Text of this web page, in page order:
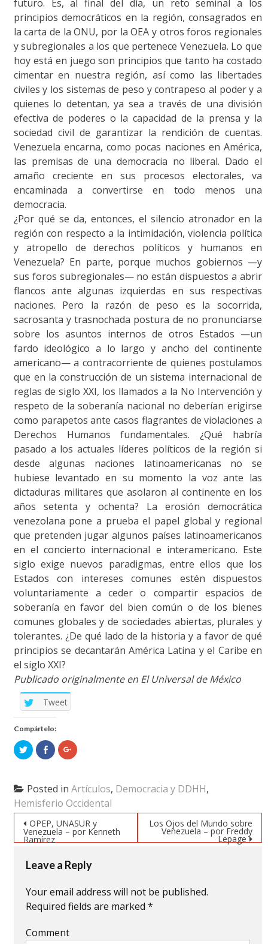
futuro. Es, al final del día, un reto seminal a los
principios democráticos en la región, consagrados en
la carta de la ONU, por la OEA y otros foros regionales
y subregionales a los que pertenece Venezuela. Lo que
hoy está en juego son principios que tanto ha costado
cimentar en nuestra región, así como las libertades
civiles y los sistemas de peso y contrapeso al poder y a
quienes lo detentan, ya sea a través de una división
efectiva de poderes o la capacidad de la prensa y la
sociedad civil de garantizar la rendición de cuentas.
Venezuela encarna, como pocas naciones en América,
las premisas de una democracia no liberal. Dado el
amaño creciente en sus procesos electorales, va
encaminada a convertirse en todo menos una
democracia.
¿Por qué se da, entonces, el silencio atronador en la
región con respecto a la intimidación, violencia política
y atropello de derechos políticos y humanos en
Venezuela? En parte, porque muchos gobiernos —y
sus foros subregionales— no están dispuestos a abrir
flancos ante algunas izquierdas en sus respectivas
naciones. Pero la razón de peso es la socorrida,
sacrosanta y trasnochada postura de no pronunciarse
sobre los asuntos internos de otros Estados —un
fardo ideológico a lo largo y ancho del continente
americano— a contracorriente de quienes postulamos
que en la construcción de un sistema internacional de
reglas de siglo XXI, los llamados a la No Intervención y
respeto de la soberanía nacional no deberían erigirse
como parapetos ante casos flagrantes de violaciones a
Derechos Humanos fundamentales. ¿Qué habría
pasado a los actuales líderes políticos de la región si
desde algunas naciones latinoamericanas no se
hubiese levantado en su momento la voz ante las
dictaduras militares que asolaron al continente en los
años setenta y ochenta? La erosión democrática
venezolana pone a prueba el papel global y regional
que pretenden jugar algunos países latinoamericanos
en el concierto internacional e interamericano. Este
siglo exige nuevos paradigmas, entre ellos que los
Estados con intereses comunes estén dispuestos
voluntariamente a ceder o compartir espacios de
soberanía en favor del bien común o de los bienes
comunes globales y de sociedades abiertas, plurales y
tolerantes. ¿De qué lado de la historia y a favor de qué
principios se decantarán América Latina y el Caribe en
el siglo XXI?
Publicado originalmente en El Universal de México
Tweet
Compártelo:
Click
to
share
(Opens
in
new
window)
Click
to
share
(Opens
in
new
window)
Click
to
(Opens
in
new
window)
Posted in Artículos, Democracia y DDHH,
Hemisferio Occidental
Post navigation
OPEP, UNASUR y
Venezuela – por Kenneth
Ramírez
Los Ojos del Mundo sobre
Venezuela – por Freddy
Lepage
Leave a Reply
Your email address will not be published.
Required fields are marked *
Comment